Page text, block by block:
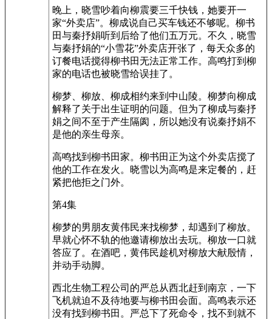
晚上，晓雪吵着向柳震要三千快钱，她要开一
家“外卖店”。柳成说自己买车钱还不够呢。柳书
田与秦抒娟听到后给了他们五万元。不久，晓雪
与秦抒娟的“小雪花”外卖店开张了，每天众多的
订餐电话搅得柳书田无法正常工作。高鸣打到柳
家的电话也被晓雪给误挂了。
柳梦、柳放、柳成相约来到中山陵。柳梦向柳成
解释了关于出生证明的问题。但为了柳成与秦抒
娟之间不至于产生隔阂，所以她没有说秦抒娟不
是他的亲生母亲。
高鸣找到柳书田家。柳书田正为这个外卖店搅了
他的工作在发火。晓雪以为高鸣是来定餐的，赶
紧把他拒之门外。
第4集
柳梦的男朋友黄伟民来找柳梦，却遇到了柳放。
早就心怀不轨的他邀请柳放出去玩。柳放一口就
答应了。在酒吧，黄伟民趁机对柳放大献殷情，
并动手动脚。
西北生物工程公司的严总从西北赶到南京，一下
飞机就迫不及待地要与柳书田会面。高鸣表示还
没有找到柳书田。严总下了死命令，找不到就不